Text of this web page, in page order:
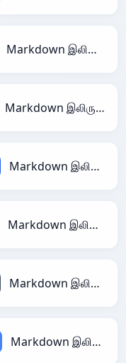
Markdown இலிருந்து RDataFrame
Markdown இலிருந்து reStructuredText
Markdown இலிருந்து Magic
Markdown இலிருந்து TracWiki
Markdown இலிருந்து YAML
Markdown இலிருந்து Jira